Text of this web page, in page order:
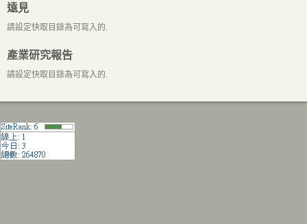
遠見
請設定快取目錄為可寫入的.
產業研究報告
請設定快取目錄為可寫入的.